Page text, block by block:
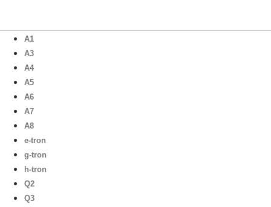
A1
A3
A4
A5
A6
A7
A8
e-tron
g-tron
h-tron
Q2
Q3